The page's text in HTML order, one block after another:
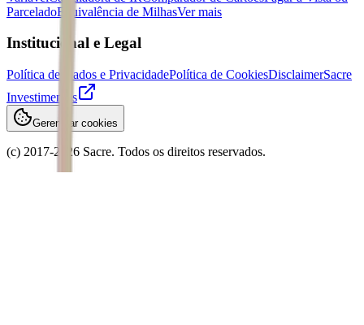
ParceladoEquivalência de MilhasVer mais
Institucional e Legal
Política de Dados e PrivacidadePolítica de CookiesDisclaimerSacre
Investimentos
Gerenciar cookies
(c) 2017-2026 Sacre. Todos os direitos reservados.